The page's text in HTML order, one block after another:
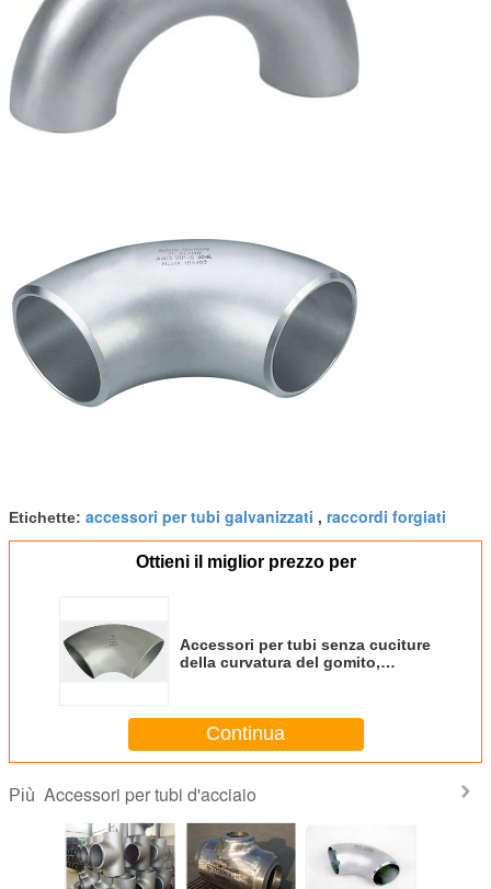
Etichette: accessori per tubi galvanizzati , raccordi forgiati
Ottieni il miglior prezzo per
Accessori per tubi senza cuciture
della curvatura del gomito,
Continua
Più Accessori per tubi d'acciaio